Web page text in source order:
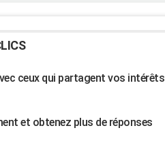
ceux qui partagent vos intérêts
et obtenez plus de réponses